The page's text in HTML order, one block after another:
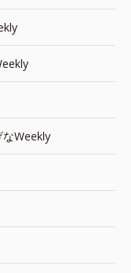
Weekly